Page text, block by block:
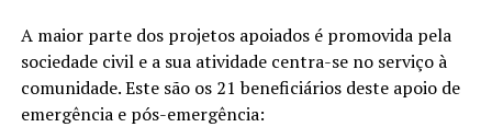
A maior parte dos projetos apoiados é promovida pela
sociedade civil e a sua atividade centra-se no serviço à
comunidade. Este são os 21 beneficiários deste apoio de
emergência e pós-emergência: